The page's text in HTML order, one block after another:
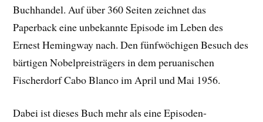
Buchhandel. Auf über 360 Seiten zeichnet das
Paperback eine unbekannte Episode im Leben des
Ernest Hemingway nach. Den fünfwöchigen Besuch des
bärtigen Nobelpreisträgers in dem peruanischen
Fischerdorf Cabo Blanco im April und Mai 1956.
Dabei ist dieses Buch mehr als eine Episoden-